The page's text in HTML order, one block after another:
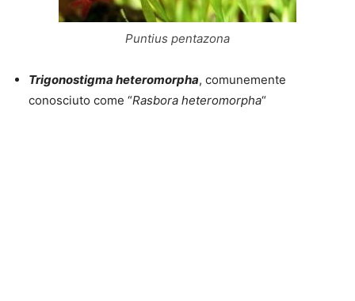
Puntius pentazona
Trigonostigma heteromorpha, comunemente
conosciuto come “Rasbora heteromorpha“